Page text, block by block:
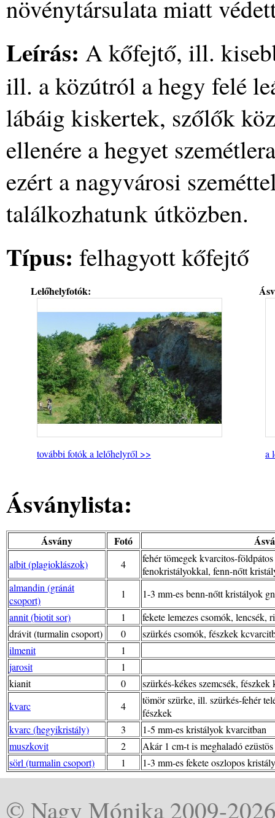
növénytársulata miatt
Leírás: A kőfejtő, ill.
ill. a közútról a hegy felé
lábáig kiskertek, szőlők
ellenére a hegyet
ezért a nagyvárosi
találkozhatunk útközben.
Típus: felhagyott kőfejtő
Lelőhelyfotók:
további fotók a lelőhelyről >> a
Ásványlista:
Ásvány Fotó
albit (plagioklászok) 4
fehér tömegek kvarcitos-
fenokristályokkal, fenn-nőtt
almandin (gránát
csoport)
1
1-3 mm-es benn-nőtt kristályok
annit (biotit sor)
1
fekete lemezes csomók, lencsék,
drávit (turmalin csoport)
0
szürkés csomók, fészkek
ilmenit
1
jarosit
1
kianit
0
szürkés-kékes szemcsék, fészkek
kvarc
4
tömör szürke, ill. szürkés-fehér
fészkek
kvarc (hegyikristály)
3
1-5 mm-es kristályok kvarcitban
muszkovit
2
Akár 1 cm-t is meghaladó
sörl (turmalin csoport)
1 1-3 mm-es fekete oszlopos
© Nagy Mónika 2009-